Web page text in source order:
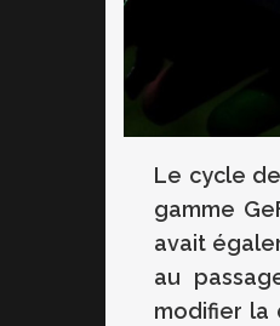
Le cycle
gamme
avait
au
modifier la